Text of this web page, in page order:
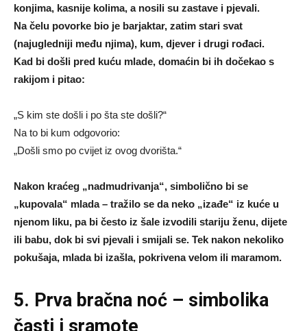
konjima, kasnije kolima, a nosili su zastave i pjevali.
Na čelu povorke bio je barjaktar, zatim stari svat
(najugledniji među njima), kum, djever i drugi rođaci.
Kad bi došli pred kuću mlade, domaćin bi ih dočekao s
rakijom i pitao:
„S kim ste došli i po šta ste došli?“
Na to bi kum odgovorio:
„Došli smo po cvijet iz ovog dvorišta.“
Nakon kraćeg „nadmudrivanja“, simbolično bi se
„kupovala“ mlada – tražilo se da neko „izađe“ iz kuće u
njenom liku, pa bi često iz šale izvodili stariju ženu, dijete
ili babu, dok bi svi pjevali i smijali se. Tek nakon nekoliko
pokušaja, mlada bi izašla, pokrivena velom ili maramom.
5. Prva bračna noć – simbolika
časti i sramote